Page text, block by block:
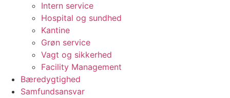
Intern service
Hospital og sundhed
Kantine
Grøn service
Vagt og sikkerhed
Facility Management
Bæredygtighed
Samfundsansvar